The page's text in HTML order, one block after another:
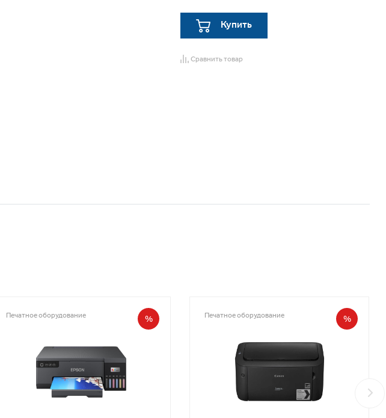
Купить
Сравнить товар
Печатное оборудование % Печатное оборудование %